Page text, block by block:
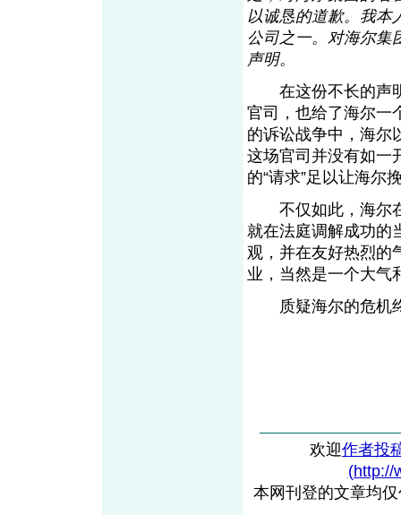
以诚恳的道歉。我本
公司之一。对海尔集
声明。
在这份不长的声明
官司，也给了海尔一
的诉讼战争中，海
这场官司并没有如一
的“请求”足以让海
不仅如此，海尔在
就在法庭调解成功的
观，并在友好热烈的
业，当然是一个大气
质疑海尔的危机
欢迎作者投
(http://
本网刊登的文章均